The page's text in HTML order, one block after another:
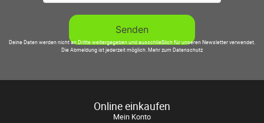
Deine Daten werden nicht an Dritte weitergegeben und ausschließlich für unseren Newsletter verwendet.
Die Abmeldung ist jederzeit möglich.Mehr zum Datenschutz
Online einkaufen
Mein Konto